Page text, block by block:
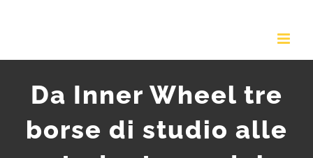
Da Inner Wheel tre
borse di studio alle